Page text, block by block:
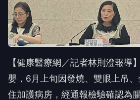
【健康醫療網／記者林則澄報導
嬰，6月上旬因發燒、雙眼上吊
住加護病房，經通報檢驗確認為